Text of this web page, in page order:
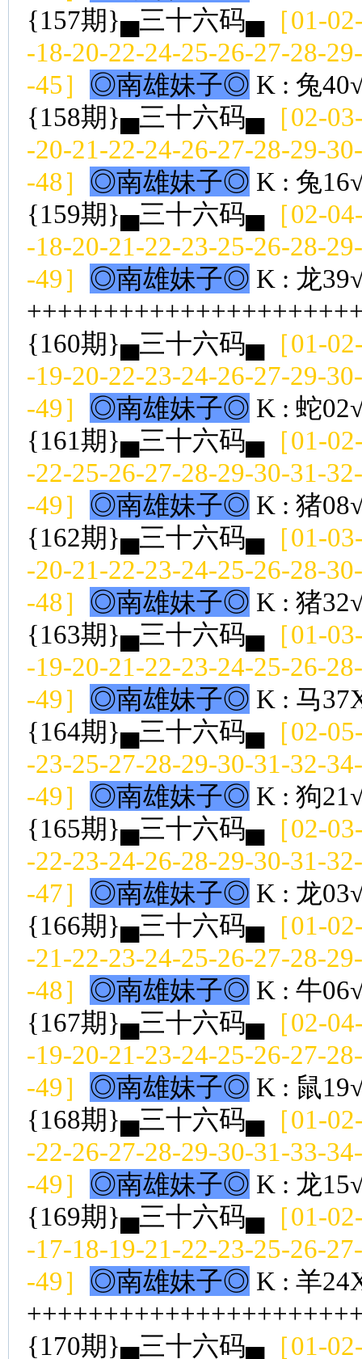
{157期}▄三十六码▄［01-
-18-20-22-24-25-26-27-28-
-45］ ◎南雄妹子◎ K : 兔
{158期}▄三十六码▄［02-
-20-21-22-24-26-27-28-29-
-48］ ◎南雄妹子◎ K : 兔
{159期}▄三十六码▄［02-
-18-20-21-22-23-25-26-28-
-49］ ◎南雄妹子◎ K : 龙
{160期}▄三十六码▄［01-
-19-20-22-23-24-26-27-29-
-49］ ◎南雄妹子◎ K : 蛇
{161期}▄三十六码▄［01-
-22-25-26-27-28-29-30-31-
-49］ ◎南雄妹子◎ K : 猪
{162期}▄三十六码▄［01-
-20-21-22-23-24-25-26-28-
-48］ ◎南雄妹子◎ K : 猪
{163期}▄三十六码▄［01-
-19-20-21-22-23-24-25-26-
-49］ ◎南雄妹子◎ K : 马
{164期}▄三十六码▄［02-
-23-25-27-28-29-30-31-32-
-49］ ◎南雄妹子◎ K : 狗
{165期}▄三十六码▄［02-
-22-23-24-26-28-29-30-31-
-47］ ◎南雄妹子◎ K : 龙
{166期}▄三十六码▄［01-
-21-22-23-24-25-26-27-28-
-48］ ◎南雄妹子◎ K : 牛
{167期}▄三十六码▄［02-
-19-20-21-23-24-25-26-27-
-49］ ◎南雄妹子◎ K : 鼠
{168期}▄三十六码▄［01-
-22-26-27-28-29-30-31-33-
-49］ ◎南雄妹子◎ K : 龙
{169期}▄三十六码▄［01-
-17-18-19-21-22-23-25-26-
-49］ ◎南雄妹子◎ K : 羊
{170期}▄三十六码▄［01-